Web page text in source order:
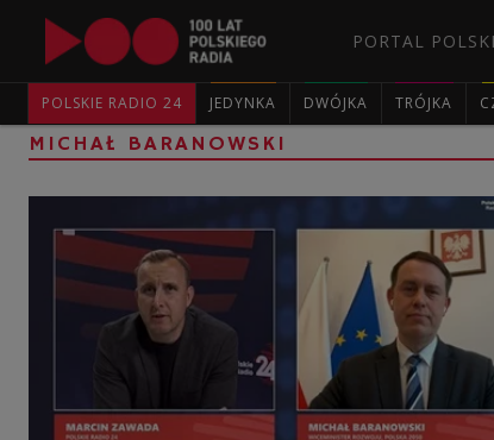
PORTAL
POLSKIE RADIO 24 JEDYNKA DWÓJKA TRÓJKA
MICHAŁ BARANOWSKI